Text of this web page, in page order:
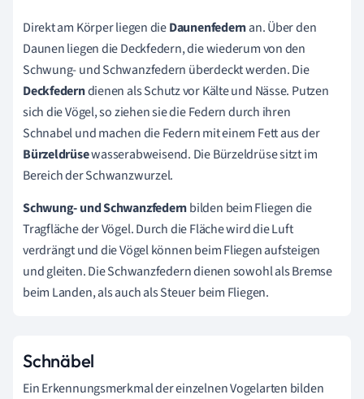
Direkt am Körper liegen dieDaunenfedernan. Über den
Daunen liegen die Deckfedern, die wiederum von den
Schwung- und Schwanzfedern überdeckt werden. Die
Deckfederndienen als Schutz vor Kälte und Nässe. Putzen
sich die Vögel, so ziehen sie die Federn durch ihren
Schnabel und machen die Federn mit einem Fett aus der
Bürzeldrüsewasserabweisend. Die Bürzeldrüse sitzt im
Bereich der Schwanzwurzel.
Schwung- und Schwanzfedernbilden beim Fliegen die
Tragfläche der Vögel. Durch die Fläche wird die Luft
verdrängt und die Vögel können beim Fliegen aufsteigen
und gleiten. Die Schwanzfedern dienen sowohl als Bremse
beim Landen, als auch als Steuer beim Fliegen.
Schnäbel
Ein Erkennungsmerkmal der einzelnen Vogelarten bilden